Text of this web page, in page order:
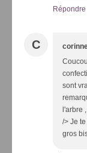
Répondre
C
sont
l'arbre
/> Je
gros